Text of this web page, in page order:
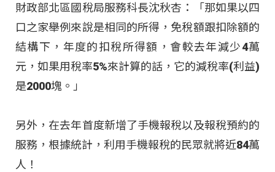
財政部北區國稅局服務科長沈秋杏：「那如果以四
口之家舉例來說是相同的所得，免稅額跟扣除額的
結構下，年度的扣稅所得額，會較去年減少4萬
元，如果用稅率5%來計算的話，它的減稅率(利益)
是2000塊。」
另外，在去年首度新增了手機報稅以及報稅預約的
服務，根據統計，利用手機報稅的民眾就將近84萬
人！